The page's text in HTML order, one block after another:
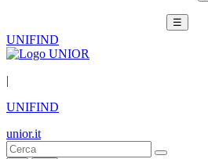
☰
UNIFIND
|
UNIFIND
unior.it